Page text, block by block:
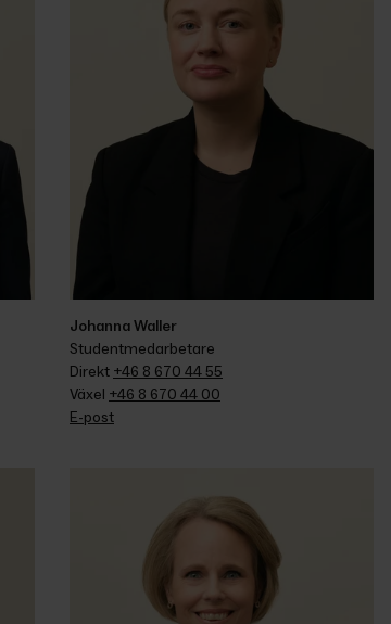
Johanna Waller
Studentmedarbetare
Direkt +46 8 670 44 55
Växel +46 8 670 44 00
E-post